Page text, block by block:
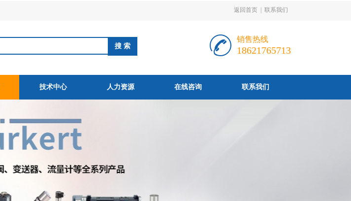
返回首页 联系我们
销售热线
18621765713
技术中心 人力资源 在线咨询 联系我们